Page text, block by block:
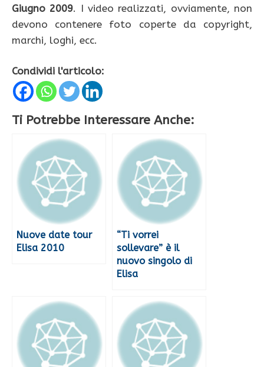
Giugno 2009. I video realizzati, ovviamente, non
devono contenere foto coperte da copyright,
marchi, loghi, ecc.
Condividi l'articolo:
Ti Potrebbe Interessare Anche:
Nuove date tour
Elisa 2010
“Ti vorrei
sollevare” è il
nuovo singolo di
Elisa